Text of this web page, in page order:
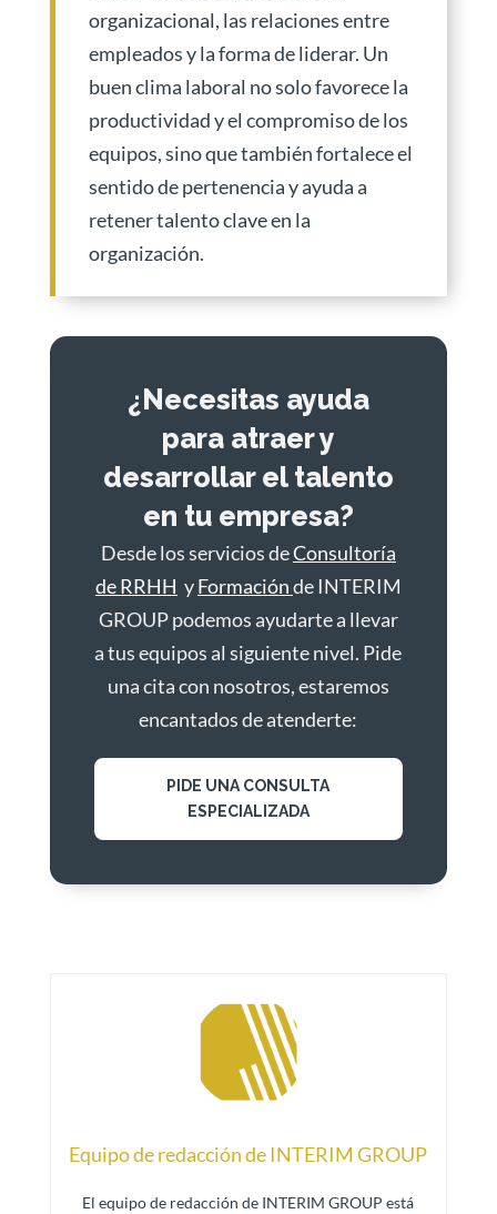
organizacional, las relaciones entre
empleados y la forma de liderar. Un
buen clima laboral no solo favorece la
productividad y el compromiso de los
equipos, sino que también fortalece el
sentido de pertenencia y ayuda a
retener talento clave en la
organización.
¿Necesitas ayuda
para atraer y
desarrollar el talento
en tu empresa?
Desde los servicios deConsultoría
de RRHH yFormaciónde INTERIM
GROUP podemos ayudarte a llevar
a tus equipos al siguiente nivel. Pide
una cita con nosotros, estaremos
encantados de atenderte:
PIDE UNA CONSULTA
ESPECIALIZADA
Equipo de redacción de INTERIM GROUP
El equipo de redacción de INTERIM GROUP está